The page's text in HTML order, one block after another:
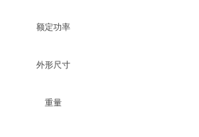
额定功率
外形尺寸
重量